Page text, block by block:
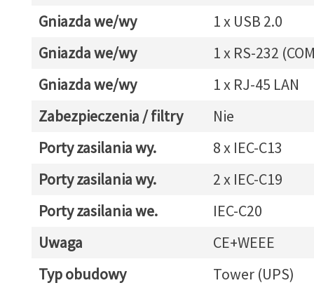
Gniazda we/wy
1 x USB 2.0
Gniazda we/wy
1 x RS-232
Gniazda we/wy
1 x RJ-45 LAN
Zabezpieczenia / filtry
Nie
Porty zasilania wy.
8 x IEC-C13
Porty zasilania wy.
2 x IEC-C19
Porty zasilania we.
IEC-C20
Uwaga
CE+WEEE
Typ obudowy
Tower (UPS)